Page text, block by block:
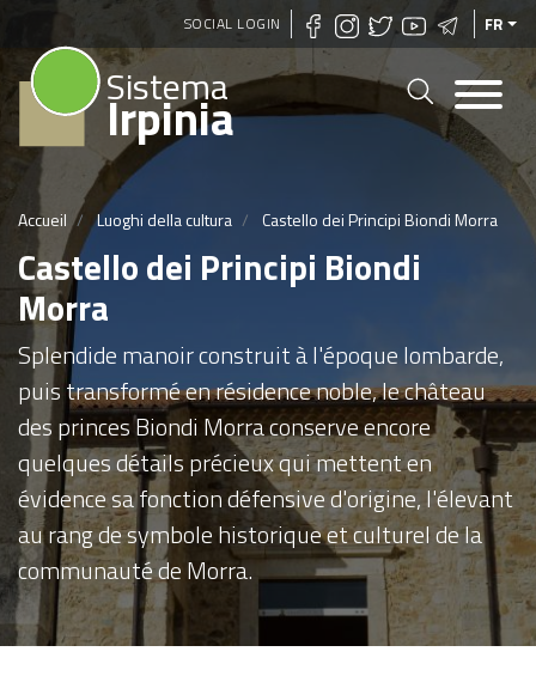
Aller
au
contenu
principal
SOCIAL LOGIN FR
Sistema
Irpinia
Accueil Luoghi della cultura Castello dei Principi Biondi Morra
Castello dei Principi Biondi
Morra
Splendide manoir construit à l'époque lombarde,
puis transformé en résidence noble, le château
des princes Biondi Morra conserve encore
quelques détails précieux qui mettent en
évidence sa fonction défensive d'origine, l'élevant
au rang de symbole historique et culturel de la
communauté de Morra.